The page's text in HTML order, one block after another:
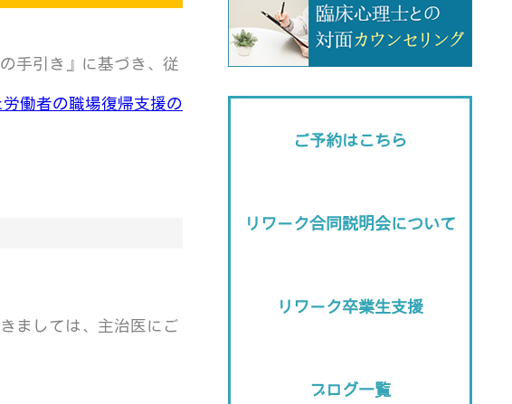
手引き』に基づき、従
働者の職場復帰支援の
ましては、主治医にご
ご予約はこちら
リワーク合同説明会について
リワーク卒業生支援
ブログ一覧